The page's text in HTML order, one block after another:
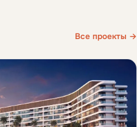
Все проекты →